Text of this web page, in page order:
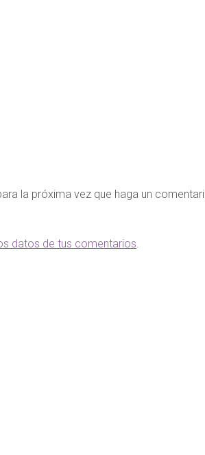
la próxima vez que haga un
datos de tus comentarios